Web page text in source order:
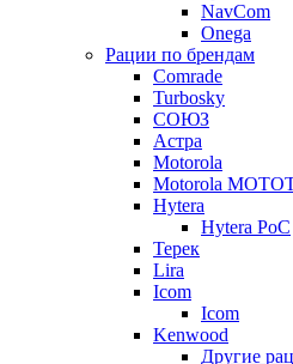
NavCom
Onega
Рации по брендам
Comrade
Turbosky
СОЮЗ
Астра
Motorola
Motorola
Hytera
Hytera PoC
Терек
Lira
Icom
Icom
Kenwood
Другие